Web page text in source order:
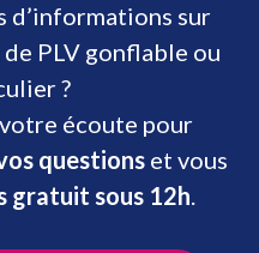
d’informations sur
PLV gonflable ou
?
écoute pour
questions et vous
gratuit sous 12h.